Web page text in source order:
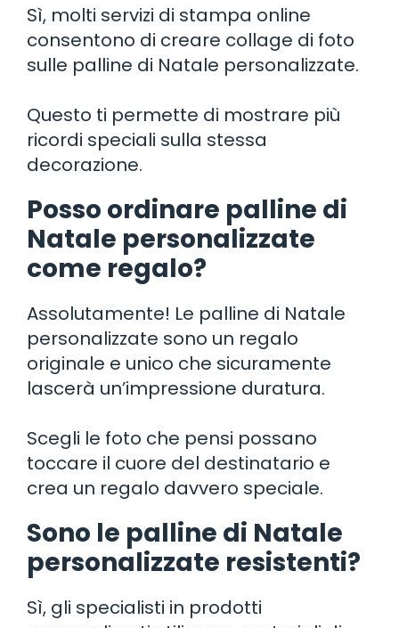
Sì, molti servizi di stampa online
consentono di creare collage di foto
sulle palline di Natale personalizzate.
Questo ti permette di mostrare più
ricordi speciali sulla stessa
decorazione.
Posso ordinare palline di
Natale personalizzate
come regalo?
Assolutamente! Le palline di Natale
personalizzate sono un regalo
originale e unico che sicuramente
lascerà un’impressione duratura.
Scegli le foto che pensi possano
toccare il cuore del destinatario e
crea un regalo davvero speciale.
Sono le palline di Natale
personalizzate resistenti?
Sì, gli specialisti in prodotti